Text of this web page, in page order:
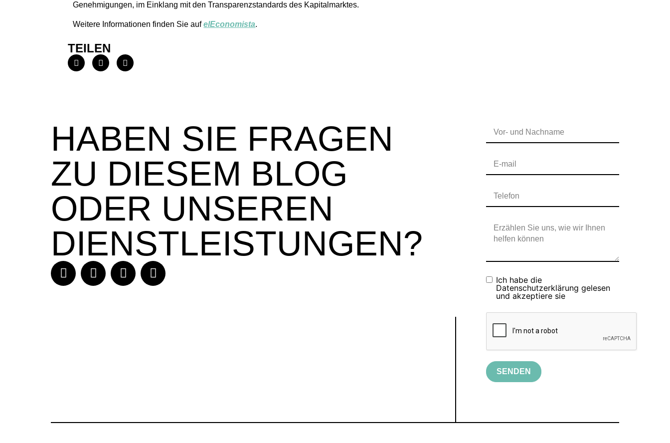
Genehmigungen, im Einklang mit den Transparenzstandards des Kapitalmarktes.
Weitere Informationen finden Sie aufelEconomista.
TEILEN
HABEN SIE FRAGEN
ZU DIESEM BLOG
ODER UNSEREN
DIENSTLEISTUNGEN?
Ich habe die
Datenschutzerklärung gelesen
und akzeptiere sie
SENDEN